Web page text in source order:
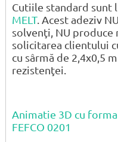
Cutiile standard sunt
MELT. Acest adeziv
solvenţi, NU produce
solicitarea clientului
cu sârmă de 2,4x0,5
rezistenţei.
Animatie 3D cu
FEFCO 0201